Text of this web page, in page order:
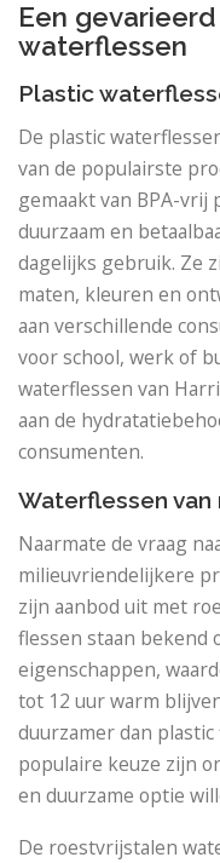
Een
waterflessen
Plastic
De plastic
van de populairste
gemaakt van BPA-vrij
duurzaam en
dagelijks gebruik. Ze
maten, kleuren en
aan verschillende
voor school, werk of
waterflessen van
aan de
consumenten.
Waterflessen
Naarmate de vraag
milieuvriendelijkere
zijn aanbod uit met
flessen staan ​​bekend
eigenschappen,
tot 12 uur warm
duurzamer dan
populaire keuze zijn
en duurzame optie
De roestvrijstalen